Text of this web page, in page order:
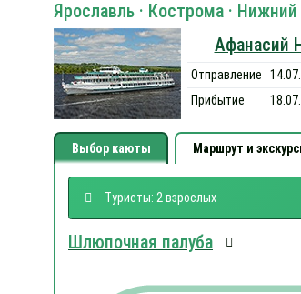
Ярославль · Кострома ·
Афанасий
Отправление
Прибытие
Выбор каюты Маршрут и
Туристы: 2 взрослых
Шлюпочная палуба